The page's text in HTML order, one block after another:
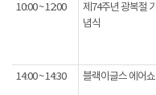
10:00 ~ 12:00
제74주년 광복절 기
념식
14:00 ~ 14:30 블랙이글스 에어쇼